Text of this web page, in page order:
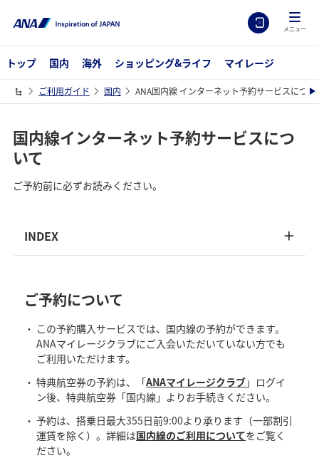
メニュー
トップ 国内 海外 ショッピング&ライフ マイレージ
ご利用ガイド 国内 ANA国内線 インターネット予約サービスについ
国内線インターネット予約サービスにつ
いて
ご予約前に必ずお読みください。
INDEX
ご予約について
この予約購入サービスでは、国内線の予約ができます。
ANAマイレージクラブにご入会いただいていない方でも
ご利用いただけます。
特典航空券の予約は、「ANAマイレージクラブ」ログイ
ン後、特典航空券「国内線」よりお手続きください。
予約は、搭乗日最大355日前9:00より承ります（一部割引
運賃を除く）。詳細は国内線のご利用についてをご覧く
ださい。